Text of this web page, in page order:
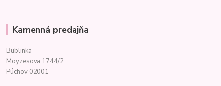
Kamenná predajňa
Bublinka
Moyzesova 1744/2
Púchov 02001